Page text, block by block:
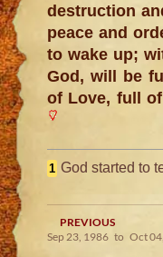
destruction
peace and
to wake up;
God, will be
of Love, full
1 God started to
PREVIOUS
Sep 23, 1986 to Oct